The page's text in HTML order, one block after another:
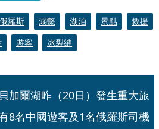
俄羅斯 溺斃 湖泊 景點
救援
遊客 冰裂縫
加爾湖昨（20日）發生重大旅
8名中國遊客及1名俄羅斯司機